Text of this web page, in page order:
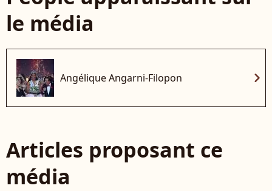
le média
Angélique Angarni-Filopon chevron_right
Articles proposant ce
média